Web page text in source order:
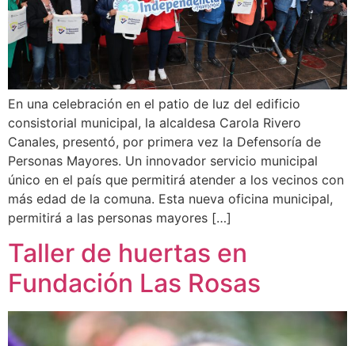
En una celebración en el patio de luz del edificio
consistorial municipal, la alcaldesa Carola Rivero
Canales, presentó, por primera vez la Defensoría de
Personas Mayores. Un innovador servicio municipal
único en el país que permitirá atender a los vecinos con
más edad de la comuna. Esta nueva oficina municipal,
permitirá a las personas mayores […]
Taller de huertas en
Fundación Las Rosas